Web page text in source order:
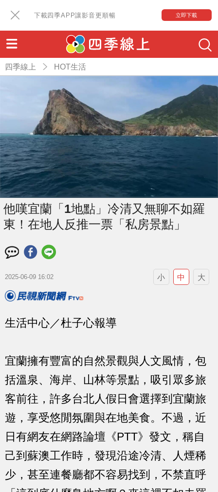
下載四季APP讓影音更順暢 立即下載
四季線上 HOT生活
他嘆宜蘭「1地點」冷清又無聊不如羅
東！在地人反推一票「私房景點」
2025-06-09 16:02 小 中 大
生活中心／杜子心報導
宜蘭擁有豐富的自然景觀與人文風情，包
括溫泉、海岸、山林等景點，吸引眾多旅
客前往，許多台北人假日會選擇到宜蘭旅
遊，享受悠閒氛圍與在地美食。不過，近
日有網友在網路論壇《PTT》發文，稱自
己到蘇澳工作時，發現沿途冷清、人煙稀
少，甚至連餐廳都不容易找到，不禁直呼